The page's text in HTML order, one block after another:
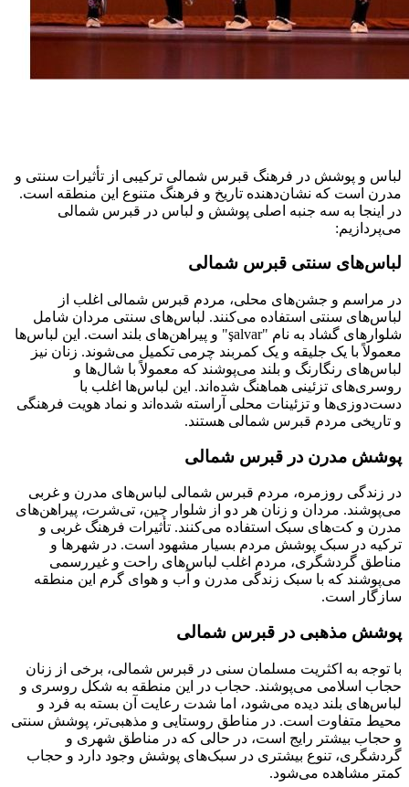
لباس و پوشش در فرهنگ قبرس شمالی ترکیبی از تأثیرات سنتی و
مدرن است که نشان‌دهنده تاریخ و فرهنگ متنوع این منطقه است.
در اینجا به سه جنبه اصلی پوشش و لباس در قبرس شمالی
می‌پردازیم:
لباس‌های سنتی قبرس شمالی
در مراسم و جشن‌های محلی، مردم قبرس شمالی اغلب از
لباس‌های سنتی استفاده می‌کنند. لباس‌های سنتی مردان شامل
شلوارهای گشاد به نام "şalvar" و پیراهن‌های بلند است. این لباس‌ها
معمولاً با یک جلیقه و یک کمربند چرمی تکمیل می‌شوند. زنان نیز
لباس‌های رنگارنگ و بلند می‌پوشند که معمولاً با شال‌ها و
روسری‌های تزئینی هماهنگ شده‌اند. این لباس‌ها اغلب با
دست‌دوزی‌ها و تزئینات محلی آراسته شده‌اند و نماد هویت فرهنگی
و تاریخی مردم قبرس شمالی هستند.
پوشش مدرن در قبرس شمالی
در زندگی روزمره، مردم قبرس شمالی لباس‌های مدرن و غربی
می‌پوشند. مردان و زنان هر دو از شلوار جین، تی‌شرت، پیراهن‌های
مدرن و کت‌های سبک استفاده می‌کنند. تأثیرات فرهنگ غربی و
ترکیه در سبک پوشش مردم بسیار مشهود است. در شهرها و
مناطق گردشگری، مردم اغلب لباس‌های راحت و غیررسمی
می‌پوشند که با سبک زندگی مدرن و آب و هوای گرم این منطقه
سازگار است.
پوشش مذهبی در قبرس شمالی
با توجه به اکثریت مسلمان سنی در قبرس شمالی، برخی از زنان
حجاب اسلامی می‌پوشند. حجاب در این منطقه به شکل روسری و
لباس‌های بلند دیده می‌شود، اما شدت رعایت آن بسته به فرد و
محیط متفاوت است. در مناطق روستایی و مذهبی‌تر، پوشش سنتی
و حجاب بیشتر رایج است، در حالی که در مناطق شهری و
گردشگری، تنوع بیشتری در سبک‌های پوشش وجود دارد و حجاب
کمتر مشاهده می‌شود.